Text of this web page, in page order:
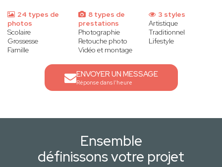
24 types de
photos
Scolaire
Grossesse
Famille
8 types de
prestations
Photographie
Retouche photo
Vidéo et montage
3 styles
Artistique
Traditionnel
Lifestyle
ENVOYER UN MESSAGE
Réponse dans l'heure
Ensemble
définissons votre projet